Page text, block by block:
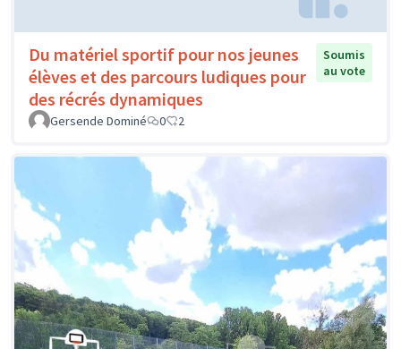
Du matériel sportif pour nos jeunes
élèves et des parcours ludiques pour
des récrés dynamiques
Soumis
au vote
Gersende Dominé 0 2